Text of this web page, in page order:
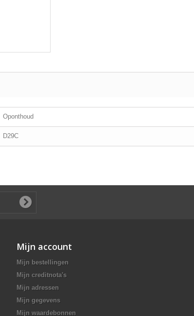
Oponthoud
D29C
Mijn account
Mijn bestellingen
Mijn creditnota's
Mijn adressen
Mijn gegevens
Mijn waardebonnen